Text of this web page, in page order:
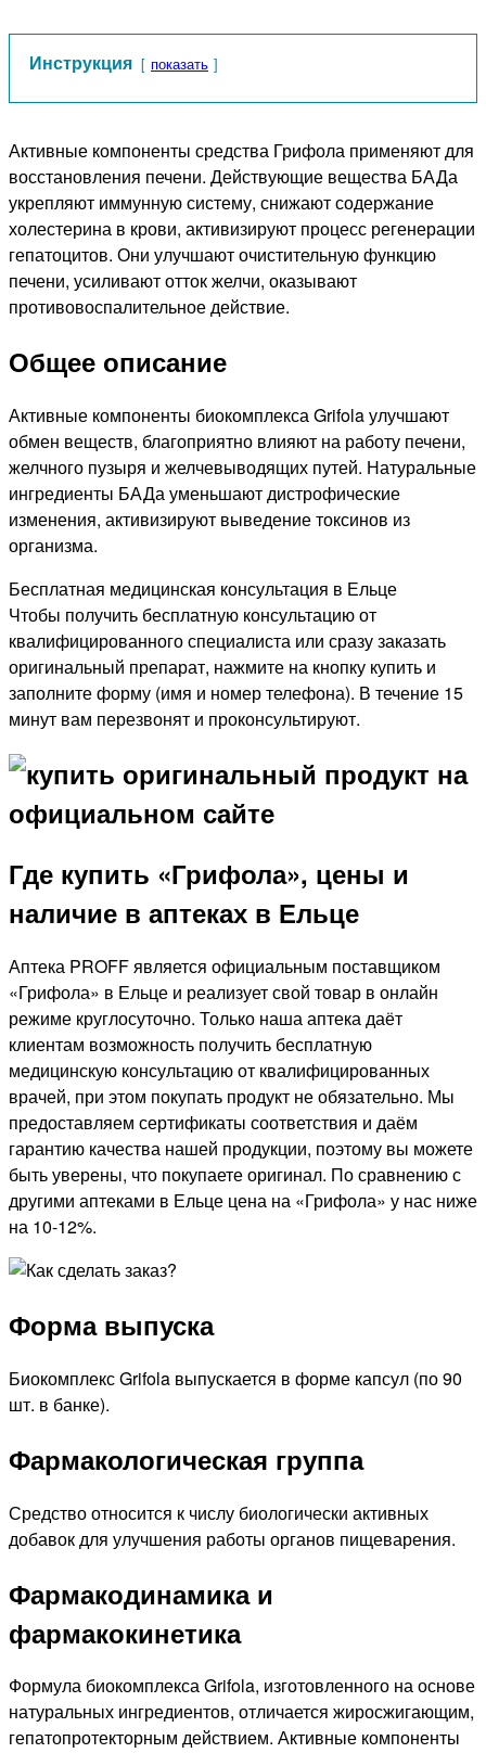
Инструкция показать
Активные компоненты средства Грифола применяют для
восстановления печени. Действующие вещества БАДа
укрепляют иммунную систему, снижают содержание
холестерина в крови, активизируют процесс регенерации
гепатоцитов. Они улучшают очистительную функцию
печени, усиливают отток желчи, оказывают
противовоспалительное действие.
Общее описание
Активные компоненты биокомплекса Grifola улучшают
обмен веществ, благоприятно влияют на работу печени,
желчного пузыря и желчевыводящих путей. Натуральные
ингредиенты БАДа уменьшают дистрофические
изменения, активизируют выведение токсинов из
организма.
Бесплатная медицинская консультация в Ельце
Чтобы получить бесплатную консультацию от
квалифицированного специалиста или сразу заказать
оригинальный препарат, нажмите на кнопку купить и
заполните форму (имя и номер телефона). В течение 15
минут вам перезвонят и проконсультируют.
Где купить «Грифола», цены и
наличие в аптеках в Ельце
Аптека PROFF является официальным поставщиком
«Грифола» в Ельце и реализует свой товар в онлайн
режиме круглосуточно. Только наша аптека даёт
клиентам возможность получить бесплатную
медицинскую консультацию от квалифицированных
врачей, при этом покупать продукт не обязательно. Мы
предоставляем сертификаты соответствия и даём
гарантию качества нашей продукции, поэтому вы можете
быть уверены, что покупаете оригинал. По сравнению с
другими аптеками в Ельце цена на «Грифола» у нас ниже
на 10-12%.
Форма выпуска
Биокомплекс Grifola выпускается в форме капсул (по 90
шт. в банке).
Фармакологическая группа
Средство относится к числу биологически активных
добавок для улучшения работы органов пищеварения.
Фармакодинамика и
фармакокинетика
Формула биокомплекса Grifola, изготовленного на основе
натуральных ингредиентов, отличается жиросжигающим,
гепатопротекторным действием. Активные компоненты